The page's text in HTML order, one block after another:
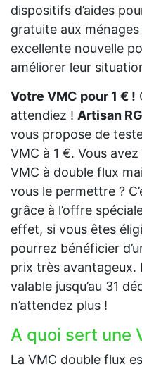
dispositifs d’aides
gratuite aux ménages
excellente nouvelle
améliorer leur
Votre VMC pour 1 € !
attendiez ! Artisan
vous propose de
VMC à 1 €. Vous
VMC à double flux
vous le permettre ?
grâce à l’offre
effet, si vous êtes
pourrez bénéficier
prix très
valable jusqu’au 31
n’attendez plus !
A quoi sert une
La VMC double flux